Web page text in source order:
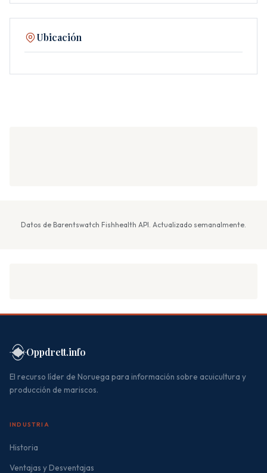
Ubicación
Datos de Barentswatch Fishhealth API. Actualizado semanalmente.
Oppdrett.info
El recurso líder de Noruega para información sobre acuicultura y
producción de mariscos.
INDUSTRIA
Historia
Ventajas y Desventajas